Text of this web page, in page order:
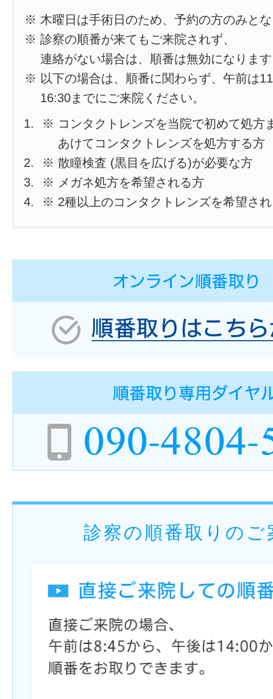
※ 木曜日は手術日のため、予約の方のみと
※ 診察の順番が来てもご来院されず、
連絡がない場合は、順番は無効になりま
※ 以下の場合は、順番に関わらず、午前は
16:30までにご来院ください。
※ コンタクトレンズを当院で初めて処方
あけてコンタクトレンズを処方する方
※ 散瞳検査 (黒目を広げる)が必要な方
※ メガネ処方を希望される方
※ 2種以上のコンタクトレンズを希望さ
診察の順番取りのご